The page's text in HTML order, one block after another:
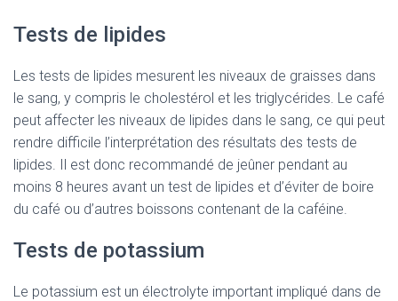
Tests de lipides
Les tests de lipides mesurent les niveaux de graisses dans
le sang, y compris le cholestérol et les triglycérides. Le café
peut affecter les niveaux de lipides dans le sang, ce qui peut
rendre difficile l’interprétation des résultats des tests de
lipides. Il est donc recommandé de jeûner pendant au
moins 8 heures avant un test de lipides et d’éviter de boire
du café ou d’autres boissons contenant de la caféine.
Tests de potassium
Le potassium est un électrolyte important impliqué dans de